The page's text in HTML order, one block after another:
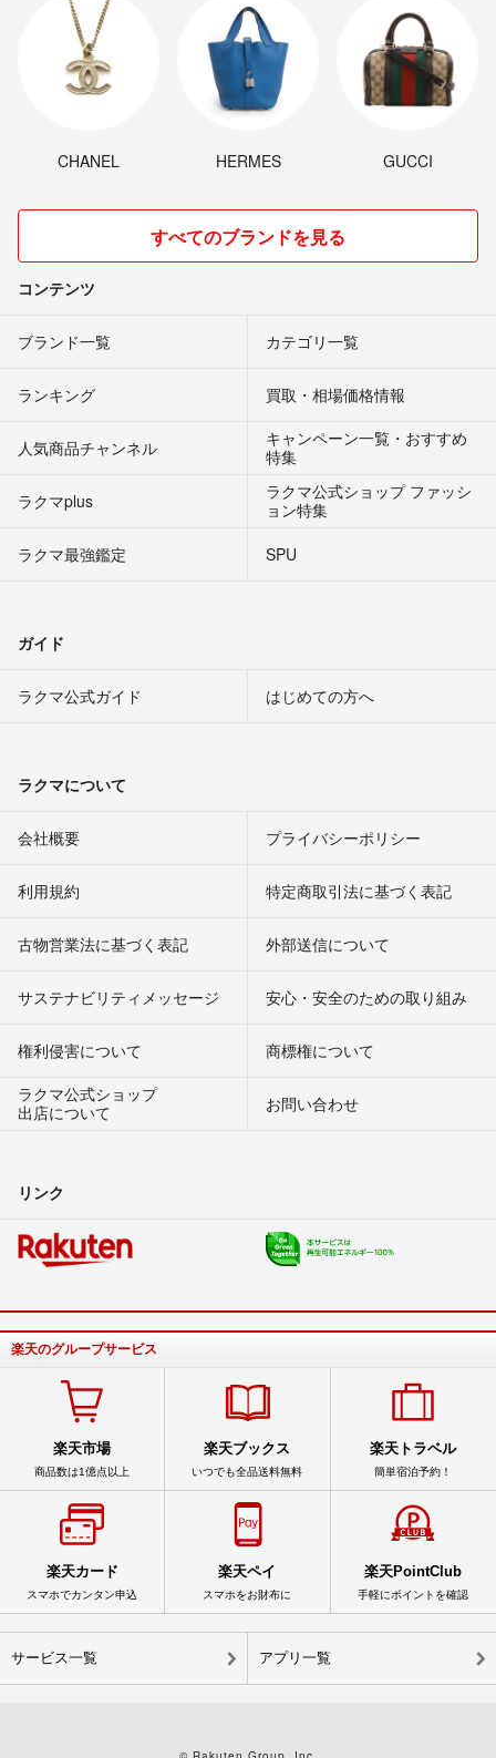
CHANEL HERMES GUCCI
すべてのブランドを見る
コンテンツ
ブランド一覧 カテゴリ一覧
ランキング 買取・相場価格情報
人気商品チャンネル
キャンペーン一覧・おすすめ
特集
ラクマplus
ラクマ公式ショップ ファッシ
ョン特集
ラクマ最強鑑定
SPU
ガイド
ラクマ公式ガイド はじめての方へ
ラクマについて
会社概要 プライバシーポリシー
利用規約 特定商取引法に基づく表記
古物営業法に基づく表記 外部送信について
サステナビリティメッセージ 安心・安全のための取り組み
権利侵害について
商標権について
ラクマ公式ショップ
出店について
お問い合わせ
リンク
楽天のグループサービス
楽天市場
商品数は1億点以上
楽天ブックス
いつでも全品送料無料
楽天トラベル
簡単宿泊予約！
楽天カード
スマホでカンタン申込
楽天ペイ
スマホをお財布に
楽天PointClub
手軽にポイントを確認
サービス一覧 アプリ一覧